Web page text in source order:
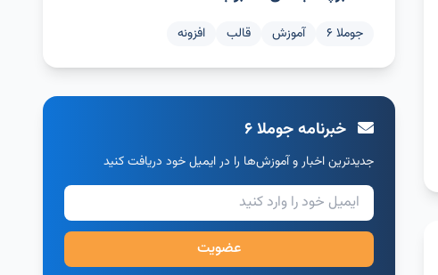
جوملا ۶ آموزش قالب افزونه
خبرنامه جوملا ۶
جدیدترین اخبار و آموزش‌ها را در ایمیل خود دریافت کنید
عضویت